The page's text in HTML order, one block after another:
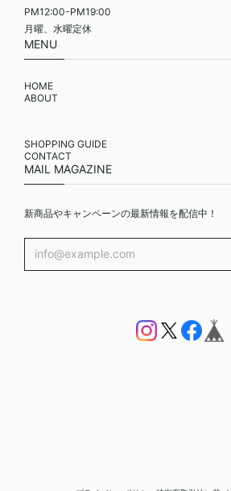
PM12:00-PM19:00
月曜、水曜定休
MENU
HOME
ABOUT
SHOPPING GUIDE
CONTACT
MAIL MAGAZINE
新商品やキャンペーンの最新情報を配信中！